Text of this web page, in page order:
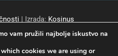
| Izrada: Kosinus
vam pružili najbolje iskustvo na
cookies we are using or